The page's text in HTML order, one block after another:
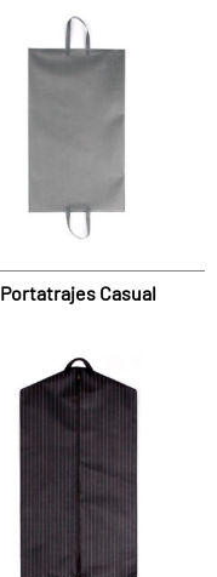
Portatrajes Casual